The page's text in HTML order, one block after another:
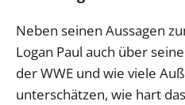
Neben seinen Aussagen
Logan Paul auch über
der WWE und wie viele
unterschätzen, wie hart